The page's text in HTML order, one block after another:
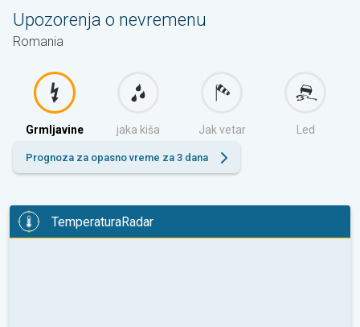
Upozorenja o nevremenu
Romania
Grmljavine jaka kiša Jak vetar Led
Prognoza za opasno vreme za 3 dana
TemperaturaRadar